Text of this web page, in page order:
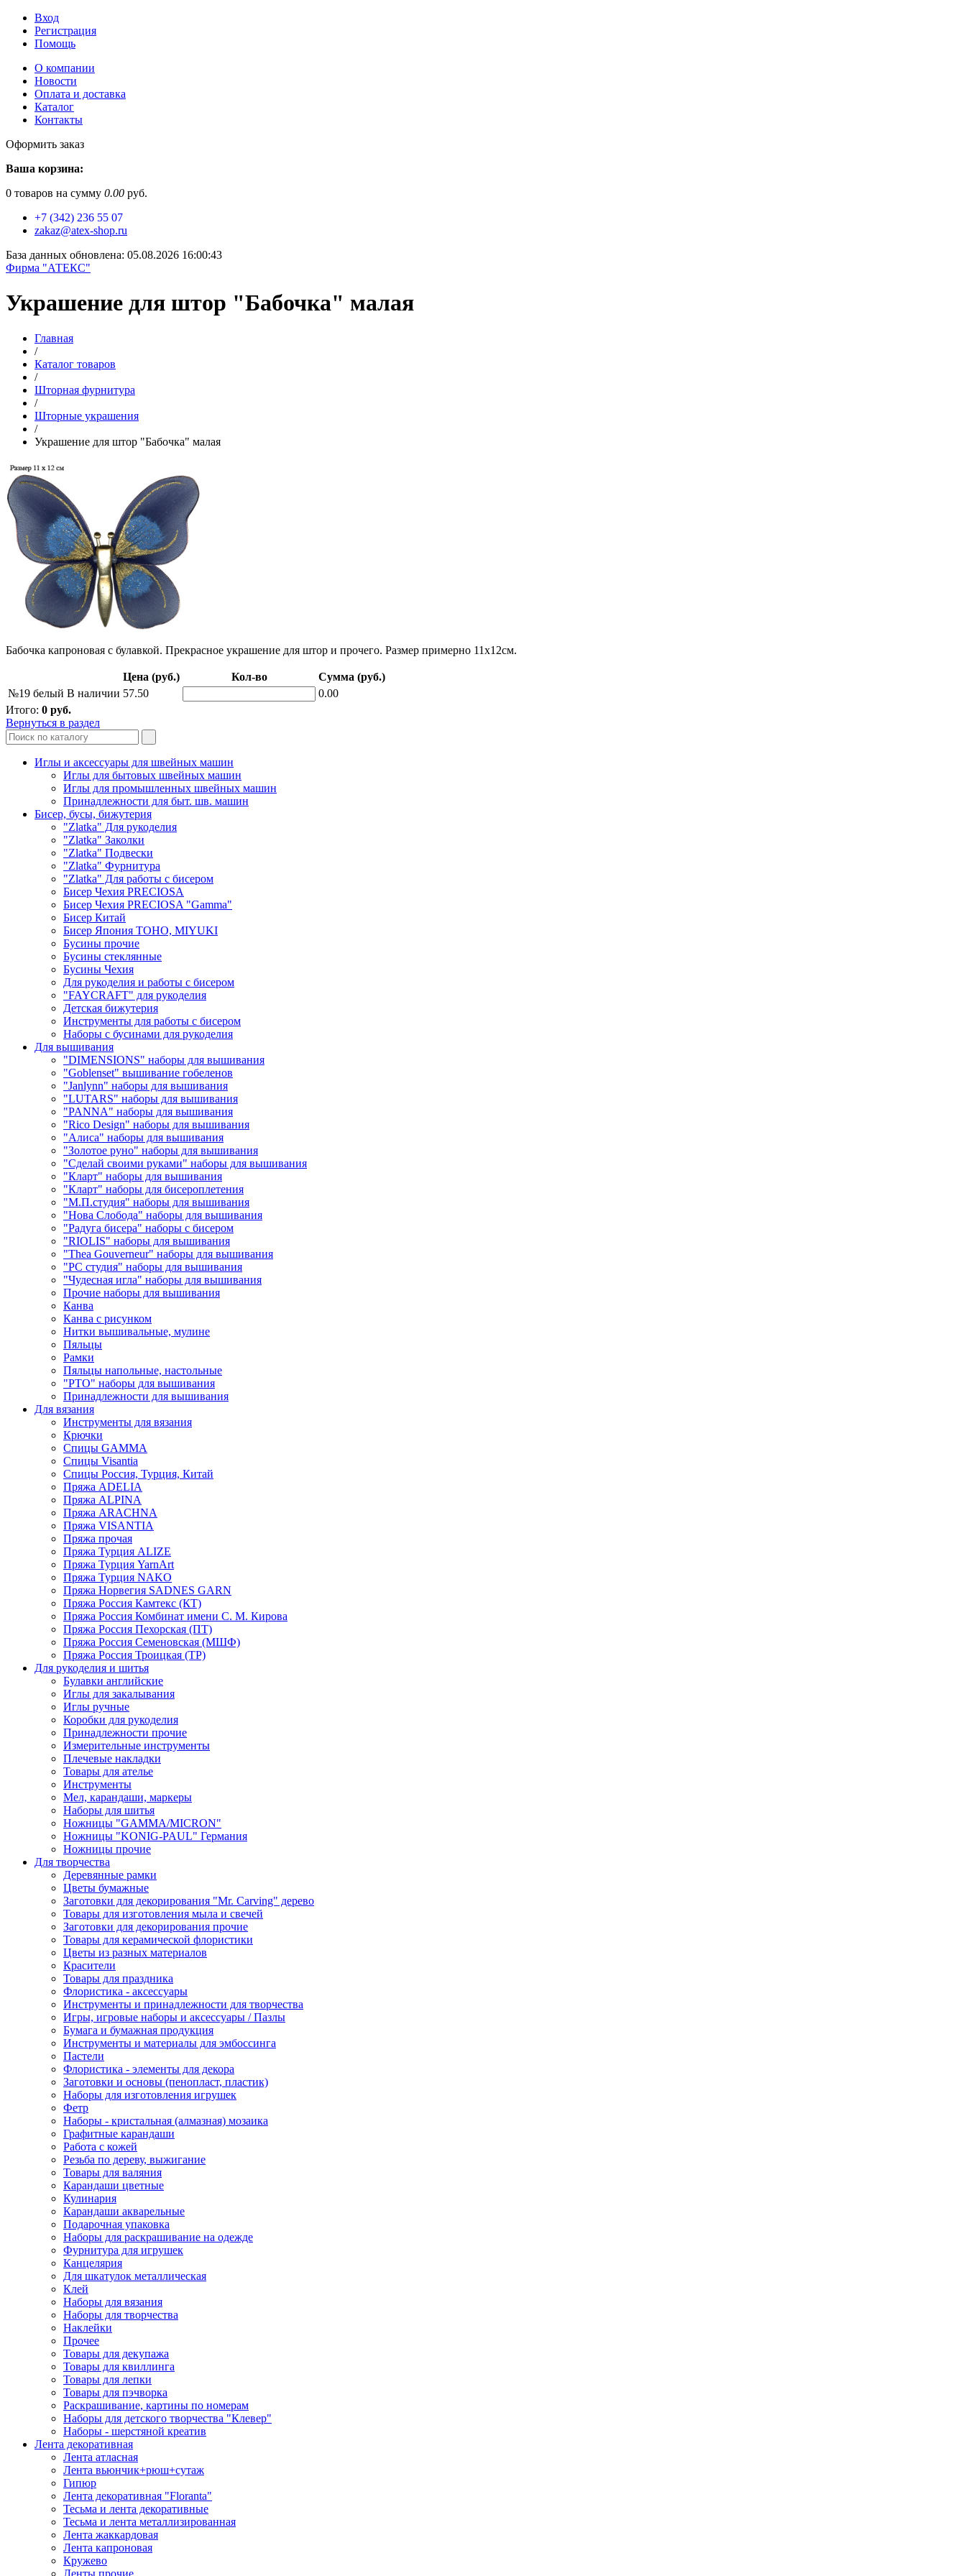
Вход
Регистрация
Помощь
О компании
Новости
Оплата и доставка
Каталог
Контакты
Оформить заказ
Ваша корзина:
0 товаров на сумму 0.00 руб.
+7 (342) 236 55 07
zakaz@atex-shop.ru
База данных обновлена: 05.08.2026 16:00:43
Фирма "АТЕКС"
Украшение для штор "Бабочка" малая
Главная
/
Каталог товаров
/
Шторная фурнитура
/
Шторные украшения
/
Украшение для штор "Бабочка" малая
Бабочка капроновая с булавкой. Прекрасное украшение для штор и прочего. Размер примерно 11х12см.
Цена (руб.) Кол-во
Сумма (руб.)
№19 белый В наличии 57.50
0.00
Итого: 0 руб.
Вернуться в раздел
Иглы и аксессуары для швейных машин
Иглы для бытовых швейных машин
Иглы для промышленных швейных машин
Принадлежности для быт. шв. машин
Бисер, бусы, бижутерия
"Zlatka" Для рукоделия
"Zlatka" Заколки
"Zlatka" Подвески
"Zlatka" Фурнитура
"Zlatka" Для работы с бисером
Бисер Чехия PRECIOSA
Бисер Чехия PRECIOSA "Gamma"
Бисер Китай
Бисер Япония TOHO, MIYUKI
Бусины прочие
Бусины стеклянные
Бусины Чехия
Для рукоделия и работы с бисером
"FAYCRAFT" для рукоделия
Детская бижутерия
Инструменты для работы с бисером
Наборы с бусинами для рукоделия
Для вышивания
"DIMENSIONS" наборы для вышивания
"Goblenset" вышивание гобеленов
"Janlynn" наборы для вышивания
"LUTARS" наборы для вышивания
"PANNA" наборы для вышивания
"Rico Design" наборы для вышивания
"Алиса" наборы для вышивания
"Золотое руно" наборы для вышивания
"Сделай своими руками" наборы для вышивания
"Кларт" наборы для вышивания
"Кларт" наборы для бисероплетения
"М.П.студия" наборы для вышивания
"Нова Слобода" наборы для вышивания
"Радуга бисера" наборы с бисером
"RIOLIS" наборы для вышивания
"Thea Gouverneur" наборы для вышивания
"РС студия" наборы для вышивания
"Чудесная игла" наборы для вышивания
Прочие наборы для вышивания
Канва
Канва с рисунком
Нитки вышивальные, мулине
Пяльцы
Рамки
Пяльцы напольные, настольные
"РТО" наборы для вышивания
Принадлежности для вышивания
Для вязания
Инструменты для вязания
Крючки
Спицы GAMMA
Спицы Visantia
Спицы Россия, Турция, Китай
Пряжа ADELIA
Пряжа ALPINA
Пряжа ARACHNA
Пряжа VISANTIA
Пряжа прочая
Пряжа Турция ALIZE
Пряжа Турция YarnArt
Пряжа Турция NAKO
Пряжа Норвегия SADNES GARN
Пряжа Россия Камтекс (КТ)
Пряжа Россия Комбинат имени С. М. Кирова
Пряжа Россия Пехорская (ПТ)
Пряжа Россия Семеновская (МШФ)
Пряжа Россия Троицкая (ТР)
Для рукоделия и шитья
Булавки английские
Иглы для закалывания
Иглы ручные
Коробки для рукоделия
Принадлежности прочие
Измерительные инструменты
Плечевые накладки
Товары для ателье
Инструменты
Мел, карандаши, маркеры
Наборы для шитья
Ножницы "GAMMA/MICRON"
Ножницы "KONIG-PAUL" Германия
Ножницы прочие
Для творчества
Деревянные рамки
Цветы бумажные
Заготовки для декорирования "Mr. Carving" дерево
Товары для изготовления мыла и свечей
Заготовки для декорирования прочие
Товары для керамической флористики
Цветы из разных материалов
Красители
Товары для праздника
Флористика - аксессуары
Инструменты и принадлежности для творчества
Игры, игровые наборы и аксессуары / Пазлы
Бумага и бумажная продукция
Инструменты и материалы для эмбоссинга
Пастели
Флористика - элементы для декора
Заготовки и основы (пенопласт, пластик)
Наборы для изготовления игрушек
Фетр
Наборы - кристальная (алмазная) мозаика
Графитные карандаши
Работа с кожей
Резьба по дереву, выжигание
Товары для валяния
Карандаши цветные
Кулинария
Карандаши акварельные
Подарочная упаковка
Наборы для раскрашивание на одежде
Фурнитура для игрушек
Канцелярия
Для шкатулок металлическая
Клей
Наборы для вязания
Наборы для творчества
Наклейки
Прочее
Товары для декупажа
Товары для квиллинга
Товары для лепки
Товары для пэчворка
Раскрашивание, картины по номерам
Наборы для детского творчества "Клевер"
Наборы - шерстяной креатив
Лента декоративная
Лента атласная
Лента вьюнчик+рюш+сутаж
Гипюр
Лента декоративная "Floranta"
Тесьма и лента декоративные
Тесьма и лента металлизированная
Лента жаккардовая
Лента капроновая
Кружево
Ленты прочие